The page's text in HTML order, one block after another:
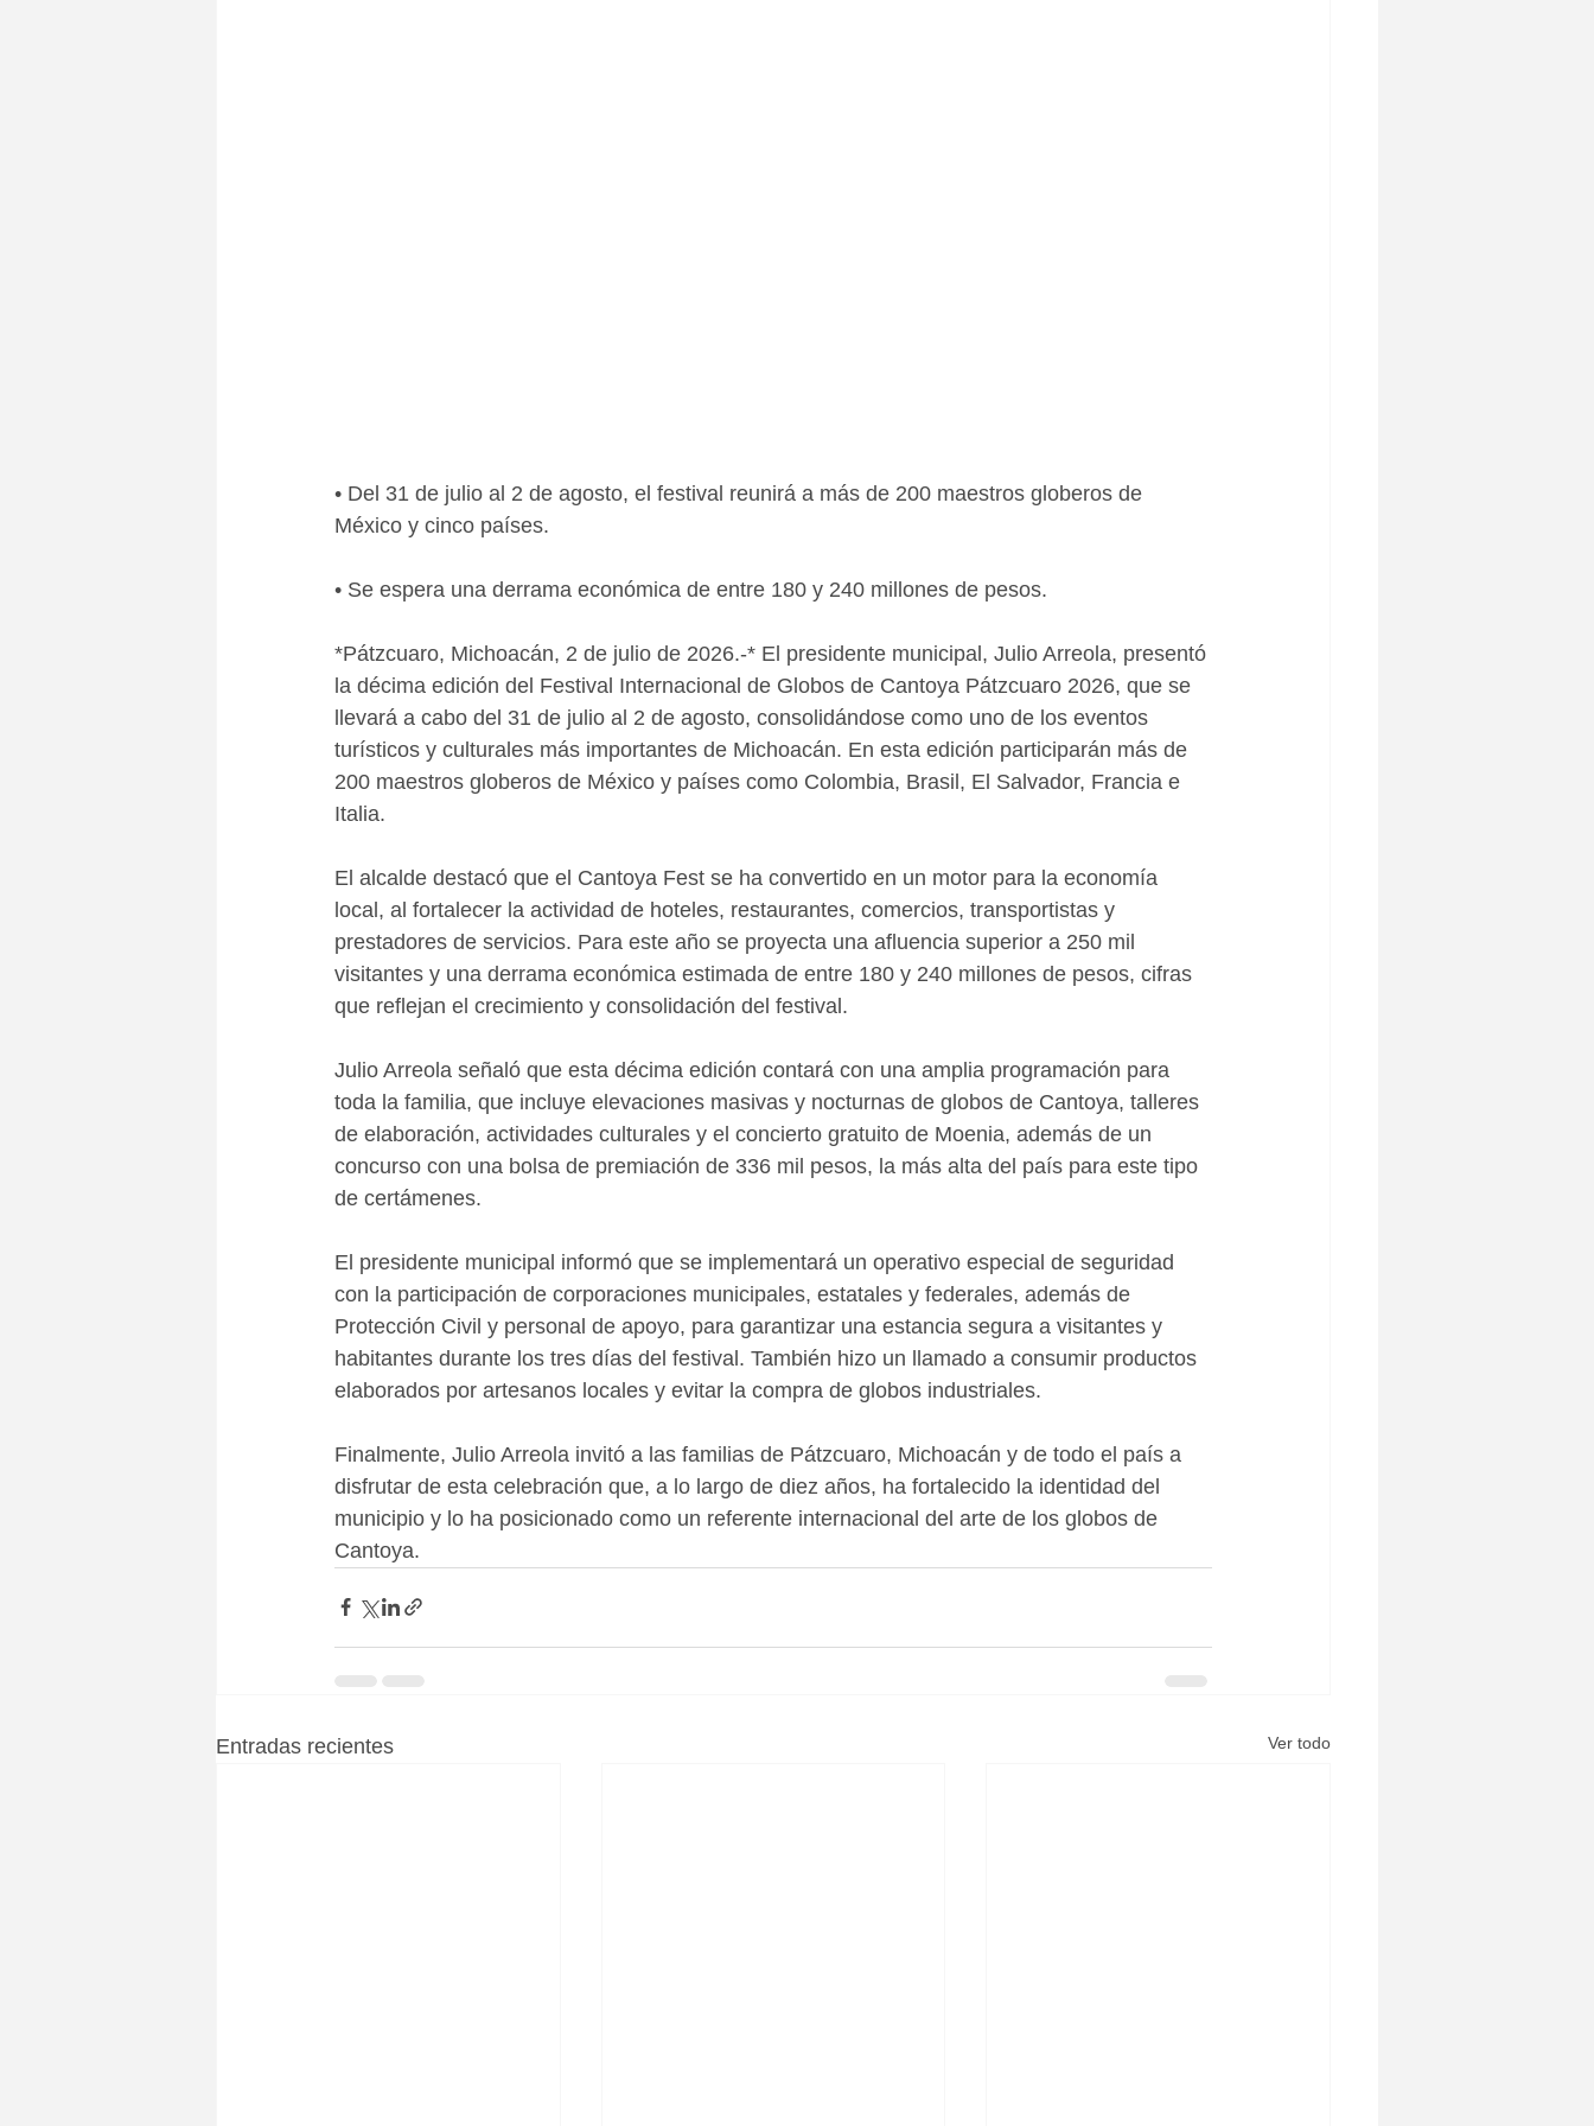
• Del 31 de julio al 2 de agosto, el festival reunirá a más de 200 maestros globeros de
México y cinco países.
• Se espera una derrama económica de entre 180 y 240 millones de pesos.
*Pátzcuaro, Michoacán, 2 de julio de 2026.-* El presidente municipal, Julio Arreola, presentó
la décima edición del Festival Internacional de Globos de Cantoya Pátzcuaro 2026, que se
llevará a cabo del 31 de julio al 2 de agosto, consolidándose como uno de los eventos
turísticos y culturales más importantes de Michoacán. En esta edición participarán más de
200 maestros globeros de México y países como Colombia, Brasil, El Salvador, Francia e
Italia.
El alcalde destacó que el Cantoya Fest se ha convertido en un motor para la economía
local, al fortalecer la actividad de hoteles, restaurantes, comercios, transportistas y
prestadores de servicios. Para este año se proyecta una afluencia superior a 250 mil
visitantes y una derrama económica estimada de entre 180 y 240 millones de pesos, cifras
que reflejan el crecimiento y consolidación del festival.
Julio Arreola señaló que esta décima edición contará con una amplia programación para
toda la familia, que incluye elevaciones masivas y nocturnas de globos de Cantoya, talleres
de elaboración, actividades culturales y el concierto gratuito de Moenia, además de un
concurso con una bolsa de premiación de 336 mil pesos, la más alta del país para este tipo
de certámenes.
El presidente municipal informó que se implementará un operativo especial de seguridad
con la participación de corporaciones municipales, estatales y federales, además de
Protección Civil y personal de apoyo, para garantizar una estancia segura a visitantes y
habitantes durante los tres días del festival. También hizo un llamado a consumir productos
elaborados por artesanos locales y evitar la compra de globos industriales.
Finalmente, Julio Arreola invitó a las familias de Pátzcuaro, Michoacán y de todo el país a
disfrutar de esta celebración que, a lo largo de diez años, ha fortalecido la identidad del
municipio y lo ha posicionado como un referente internacional del arte de los globos de
Cantoya.
Entradas recientes Ver todo